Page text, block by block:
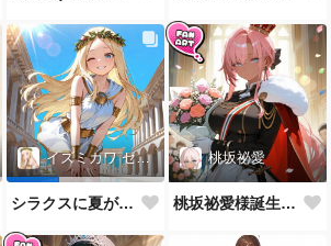
イズミカワ セリヌンver.
シラクスに夏がやってきたぜ！
桃坂祕愛
桃坂祕愛様誕生祝！